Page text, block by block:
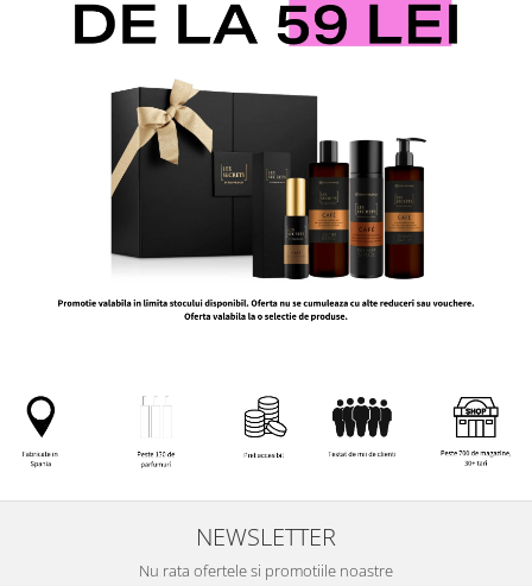
NEWSLETTER
Nu rata ofertele si promotiile noastre